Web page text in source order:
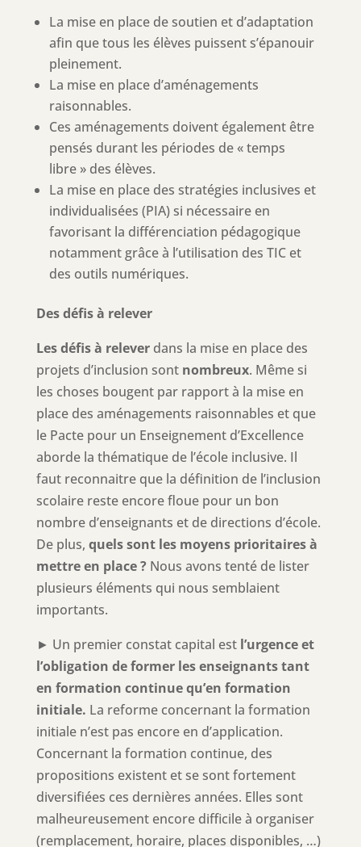
La mise en place de soutien et d’adaptation
afin que tous les élèves puissent s’épanouir
pleinement.
La mise en place d’aménagements
raisonnables.
Ces aménagements doivent également être
pensés durant les périodes de « temps
libre » des élèves.
La mise en place des stratégies inclusives et
individualisées (PIA) si nécessaire en
favorisant la différenciation pédagogique
notamment grâce à l’utilisation des TIC et
des outils numériques.
Des défis à relever
Les défis à releverdans la mise en place des
projets d’inclusion sont nombreux. Même si
les choses bougent par rapport à la mise en
place des aménagements raisonnables et que
le Pacte pour un Enseignement d’Excellence
aborde la thématique de l’école inclusive. Il
faut reconnaitre que la définition de l’inclusion
scolaire reste encore floue pour un bon
nombre d’enseignants et de directions d’école.
De plus, quels sont les moyens prioritaires à
mettre en place ?Nous avons tenté de lister
plusieurs éléments qui nous semblaient
importants.
► Un premier constat capital est l’urgence et
l’obligation de former les enseignants tant
en formation continue qu’en formation
initiale. La reforme concernant la formation
initiale n’est pas encore en d’application.
Concernant la formation continue, des
propositions existent et se sont fortement
diversifiées ces dernières années. Elles sont
malheureusement encore difficile à organiser
(remplacement, horaire, places disponibles, …)